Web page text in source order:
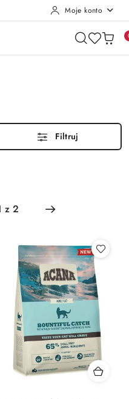
Moje konto
Filtruj